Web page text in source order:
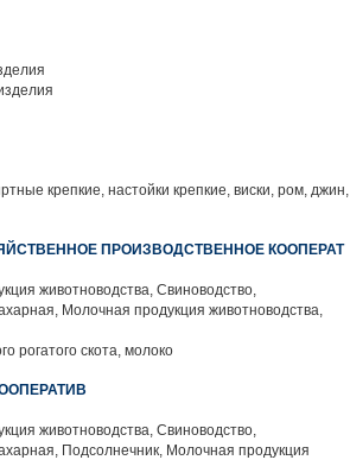
крепкие, настойки крепкие, виски, ром, джин,
ПРОИЗВОДСТВЕННОЕ КООПЕРАТ
животноводства, Свиноводство,
Молочная продукция животноводства,
рогатого скота, молоко
животноводства, Свиноводство,
Подсолнечник, Молочная продукция